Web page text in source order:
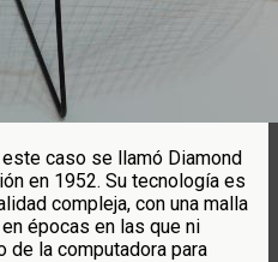
caso se llamó Diamond
en 1952. Su tecnología es
compleja, con una malla
épocas en las que ni
de la computadora para